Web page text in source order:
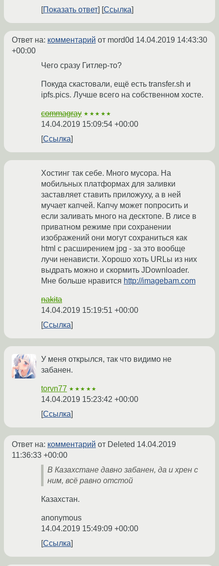
Показать ответ
Ссылка
Ответ на: комментарий от mord0d 14.04.2019 14:43:30
+00:00
Чего сразу Гитлер-то?
Покуда скастовали, ещё есть transfer.sh и
ipfs.pics. Лучше всего на собственном хосте.
commagray ★★★★★
14.04.2019 15:09:54 +00:00
Ссылка
Хостинг так себе. Много мусора. На
мобильных платформах для заливки
заставляет ставить приложуху, а в ней
мучает капчей. Капчу может попросить и
если заливать много на десктопе. В лисе в
приватном режиме при сохранении
изображений они могут сохраниться как
html с расширением jpg - за это вообще
лучи ненависти. Хорошо хоть URLы из них
выдрать можно и скормить JDownloader.
Мне больше нравится http://imagebam.com
nakita
14.04.2019 15:19:51 +00:00
Ссылка
У меня открылся, так что видимо не
забанен.
torvn77 ★★★★★
14.04.2019 15:23:42 +00:00
Ссылка
Ответ на: комментарий от Deleted 14.04.2019
11:36:33 +00:00
В Казахстане давно забанен, да и хрен с
ним, всё равно отстой
Казахстан.
anonymous
14.04.2019 15:49:09 +00:00
Ссылка